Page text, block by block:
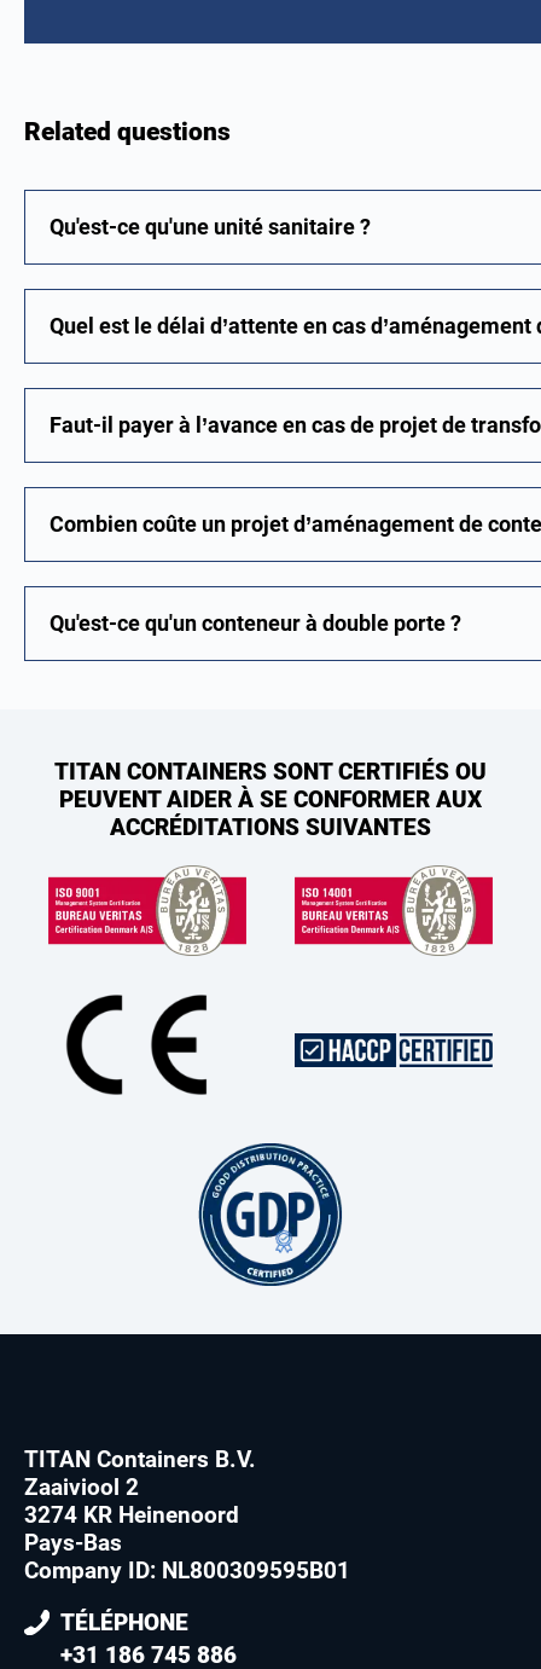
Related questions
Qu'est-ce qu'une unité sanitaire ?
Quel est le délai d’attente en cas d’aménagement
Faut-il payer à l’avance en cas de projet de
Combien coûte un projet d’aménagement de
Qu'est-ce qu'un conteneur à double porte ?
TITAN CONTAINERS SONT CERTIFIÉS OU
PEUVENT AIDER À SE CONFORMER AUX
ACCRÉDITATIONS SUIVANTES
TITAN Containers B.V.
Zaaiviool 2
3274 KR Heinenoord
Pays-Bas
Company ID: NL800309595B01
TÉLÉPHONE
+31 186 745 886